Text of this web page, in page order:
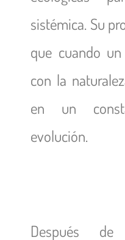
sistémica. Su
que cuando
con la
en un
evolución.
Después